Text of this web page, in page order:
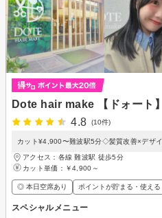
Dote hair make 【ドォート】
4.8
(10件)
カット¥4,900〜難波駅5分◇髪質改善×デザ
アクセス：各線 難波駅 徒歩5分
カット単価： ￥4,900～
◎ 本日空席あり ポイントが貯まる・使える
スペシャルメニュー